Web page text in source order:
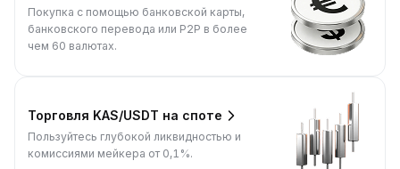
Покупка с помощью банковской карты,
банковского перевода или P2P в более
чем 60 валютах.
Торговля KAS/USDT на споте
Пользуйтесь глубокой ликвидностью и
комиссиями мейкера от 0,1%.